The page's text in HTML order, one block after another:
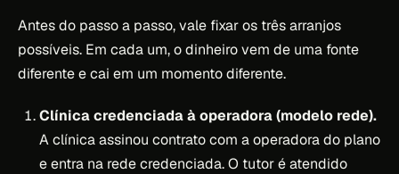
Antes do passo a passo, vale fixar os três arranjos
possíveis. Em cada um, o dinheiro vem de uma fonte
diferente e cai em um momento diferente.
Clínica credenciada à operadora (modelo rede).
A clínica assinou contrato com a operadora do plano
e entra na rede credenciada. O tutor é atendido